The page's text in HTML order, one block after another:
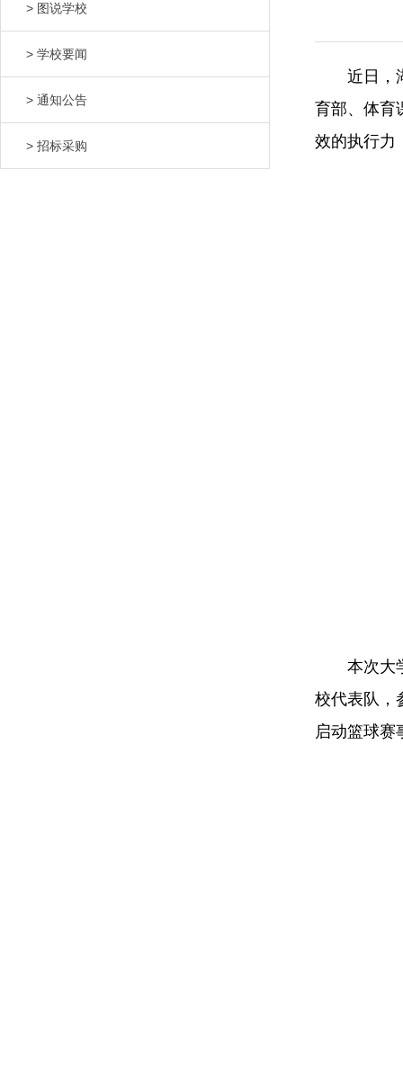
> 图说学校
> 学校要闻
> 通知公告
> 招标采购
近日，
育部、体育
效的执行力
本次大
校代表队，
启动篮球赛